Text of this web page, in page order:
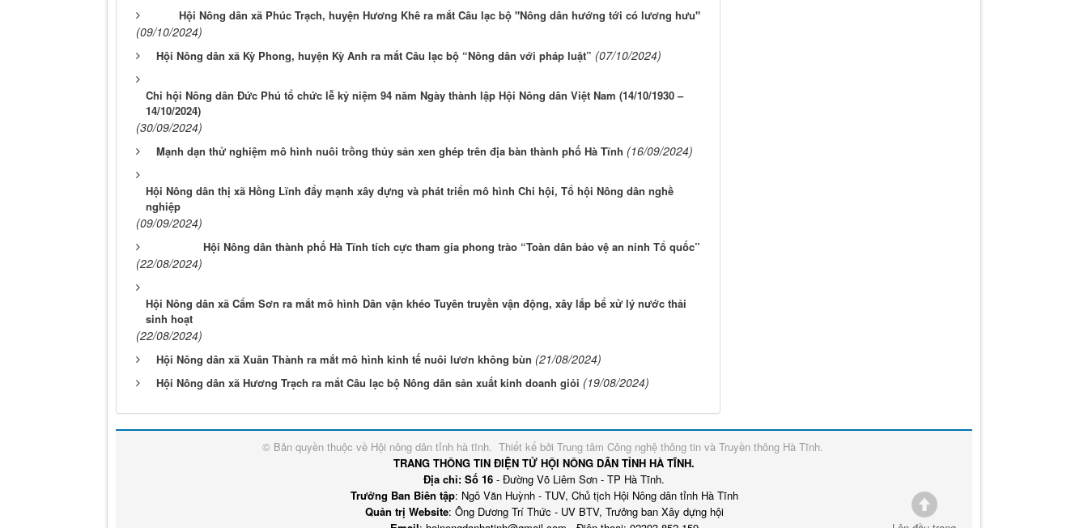
Hội Nông dân xã Phúc Trạch, huyện Hương Khê ra mắt Câu lạc bộ "Nông dân hướng tới có lương hưu"
(09/10/2024)
Hội Nông dân xã Kỳ Phong, huyện Kỳ Anh ra mắt Câu lạc bộ “Nông dân với pháp luật” (07/10/2024)
Chi hội Nông dân Đức Phú tổ chức lễ kỷ niệm 94 năm Ngày thành lập Hội Nông dân Việt Nam (14/10/1930 –
14/10/2024)
(30/09/2024)
Mạnh dạn thử nghiệm mô hình nuôi trồng thủy sản xen ghép trên địa bàn thành phố Hà Tĩnh (16/09/2024)
Hội Nông dân thị xã Hồng Lĩnh đẩy mạnh xây dựng và phát triển mô hình Chi hội, Tổ hội Nông dân nghề
nghiệp
(09/09/2024)
Hội Nông dân thành phố Hà Tĩnh tích cực tham gia phong trào “Toàn dân bảo vệ an ninh Tổ quốc”
(22/08/2024)
Hội Nông dân xã Cẩm Sơn ra mắt mô hình Dân vận khéo Tuyên truyền vận động, xây lắp bể xử lý nước thải
sinh hoạt
(22/08/2024)
Hội Nông dân xã Xuân Thành ra mắt mô hình kinh tế nuôi lươn không bùn (21/08/2024)
Hội Nông dân xã Hương Trạch ra mắt Câu lạc bộ Nông dân sản xuất kinh doanh giỏi (19/08/2024)
© Bản quyền thuộc về Hội nông dân tỉnh hà tĩnh. Thiết kế bởi Trung tâm Công nghệ thông tin và Truyền thông Hà Tĩnh.
TRANG THÔNG TIN ĐIỆN TỬ HỘI NÔNG DÂN TỈNH HÀ TĨNH.
Địa chỉ: Số 16 - Đường Võ Liêm Sơn - TP Hà Tĩnh.
Trưởng Ban Biên tập: Ngô Văn Huỳnh - TUV, Chủ tịch Hội Nông dân tỉnh Hà Tĩnh
Quản trị Website: Ông Dương Trí Thức - UV BTV, Trưởng ban Xây dựng hội